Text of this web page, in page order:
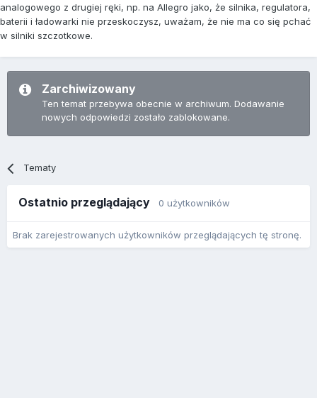
analogowego z drugiej ręki, np. na Allegro jako, że silnika, regulatora,
baterii i ładowarki nie przeskoczysz, uważam, że nie ma co się pchać
w silniki szczotkowe.
Zarchiwizowany
Ten temat przebywa obecnie w archiwum. Dodawanie
nowych odpowiedzi zostało zablokowane.
Tematy
Ostatnio przeglądający 0 użytkowników
Brak zarejestrowanych użytkowników przeglądających tę stronę.